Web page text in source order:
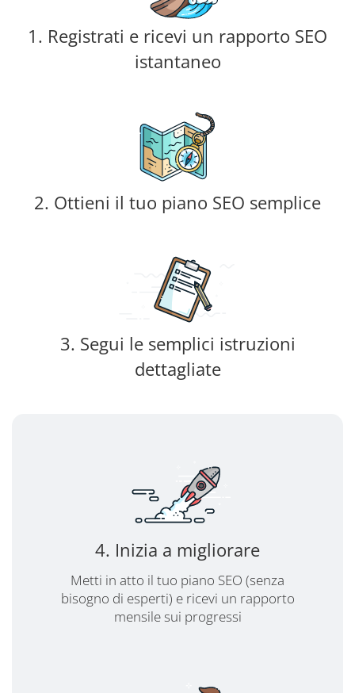
1. Registrati e ricevi un rapporto SEO
istantaneo
2. Ottieni il tuo piano SEO semplice
3. Segui le semplici istruzioni
dettagliate
4. Inizia a migliorare
Metti in atto il tuo piano SEO (senza
bisogno di esperti) e ricevi un rapporto
mensile sui progressi